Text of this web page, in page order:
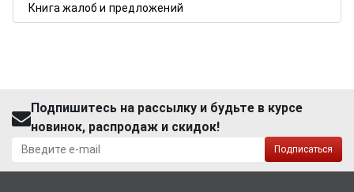
Книга жалоб и предложений
Подпишитесь на рассылку и будьте в курсе
новинок, распродаж и скидок!
Подписаться